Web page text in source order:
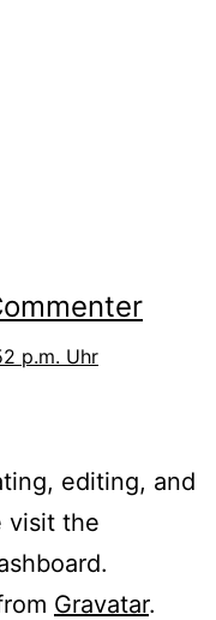
p.m. Uhr
editing, and
visit the
Gravatar.